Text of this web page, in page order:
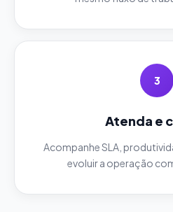
3
Atenda e
Acompanhe SLA,
evoluir a operação